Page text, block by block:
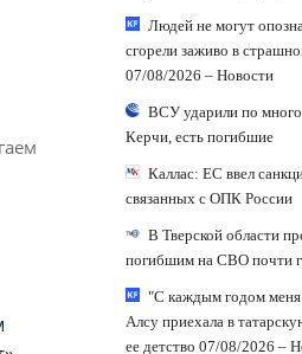
Людей не могут
сгорели заживо в
07/08/2026 – Новости
ВСУ ударили по
Керчи, есть погибшие
Каллас: ЕС ввел
связанных с ОПК России
В Тверской области
погибшим на СВО почти
"С каждым годом меня
Алсу приехала в
ее детство 07/08/2026 –